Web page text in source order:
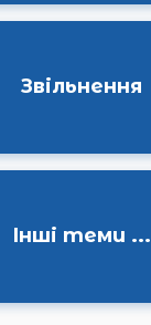
Звільнення
Інші теми ...